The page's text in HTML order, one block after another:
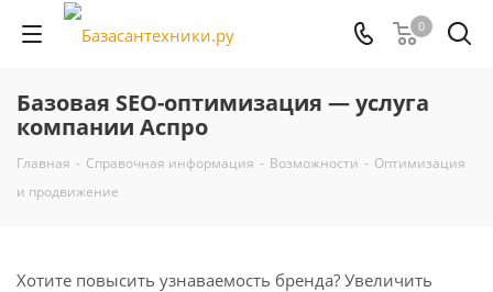
0
Базовая SEO-оптимизация — услуга
компании Аспро
Главная - Справочная информация - Возможности - Оптимизация
и продвижение
Хотите повысить узнаваемость бренда? Увеличить